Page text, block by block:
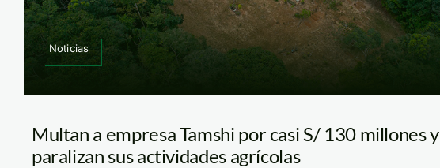
Noticias
Multan a empresa Tamshi por casi S/ 130 millones y
paralizan sus actividades agrícolas